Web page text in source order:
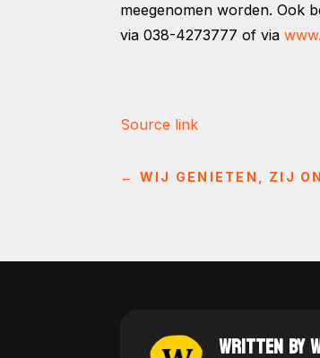
meegenomen worden. Ook
via 038-4273777 of via
Source link
← WIJ GENIETEN, ZIJ
WRITTEN BY